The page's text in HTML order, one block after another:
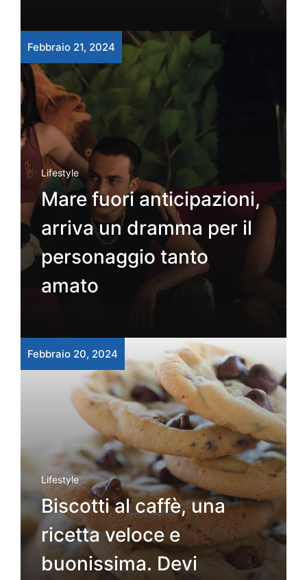
Febbraio 21, 2024
Lifestyle
Mare fuori anticipazioni,
arriva un dramma per il
personaggio tanto
amato
Febbraio 20, 2024
Lifestyle
Biscotti al caffè, una
ricetta veloce e
buonissima. Devi